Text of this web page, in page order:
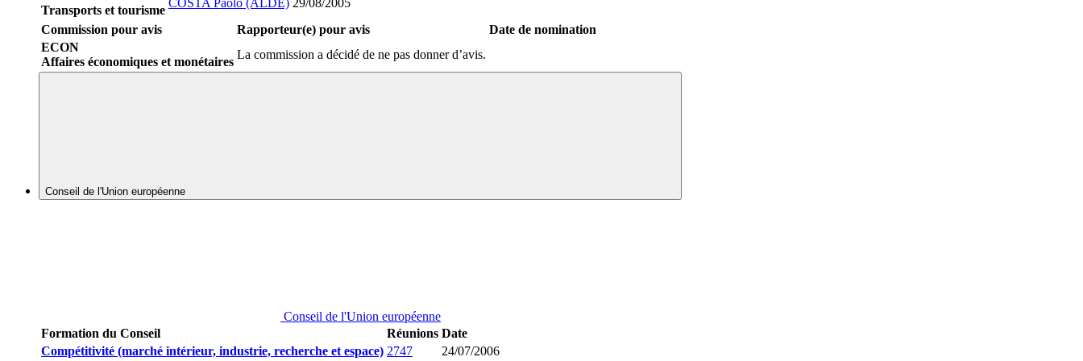
Transports et tourisme
COSTA Paolo (ALDE) 29/08/2005
Commission pour avis
Rapporteur(e) pour avis
Date de nomination
ECON
Affaires économiques et monétaires
La commission a décidé de ne pas donner d’avis.
Conseil de l'Union européenne
Conseil de l'Union européenne
Formation du Conseil
Réunions Date
Compétitivité (marché intérieur, industrie, recherche et espace) 2747 24/07/2006